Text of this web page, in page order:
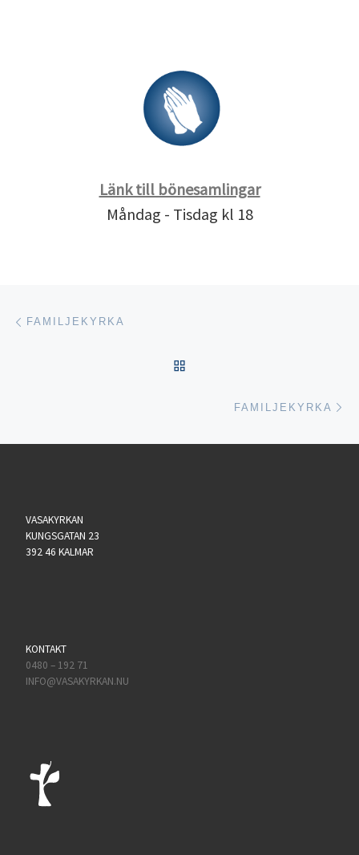
Länk till bönesamlingar
Måndag - Tisdag kl 18
Inläggsnavigering
FAMILJEKYRKA
FAMILJEKYRKA
VASAKYRKAN
KUNGSGATAN 23
392 46 KALMAR
KONTAKT
0480 – 192 71
INFO@VASAKYRKAN.NU